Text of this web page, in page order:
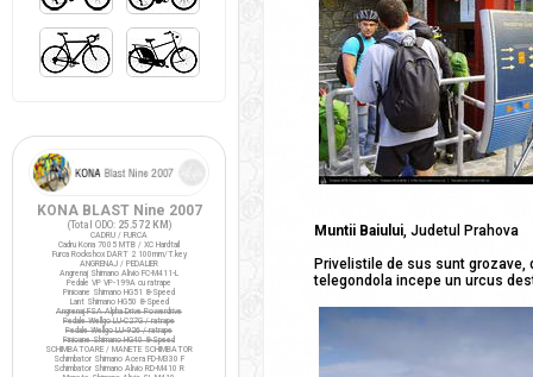
Muntii Baiului, Judetul Prahova
Privelistile de sus sunt
telegondola incepe un urcus
KONA BLAST Nine 2007
(Total ODO: 25.572 KM )
CADRU / FURCA
Cadru Kona 7005 MTB / XC Hardtail
Furca Rockshox DART 2 100mm/T.key
ANGRENAJ / PEDALIER
Angrenaj Shimano Alivio FC-M411-L
Pedale VP VP-199A cu ratrape
Pinioane Shimano HG51 8-Speed
Lant Shimano HG50 8-Speed
Angrenaj FSA Alpha Drive Powerdrive
Pedale Wellgo LU-C27G / ratrape
Pedale Wellgo LU-926 / ratrape
Pinioane Shimano HG40 8-Speed
SCHIMBATOARE / MANETE SCHIMBATOR
Schimbator Shimano Acera FD-M330 F
Schimbator Shimano Alivio RD-M410 R